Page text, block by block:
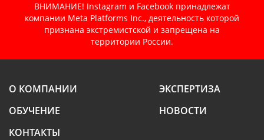
ВНИМАНИЕ! Instagram и Facebook принадлежат
компании Meta Platforms Inc., деятельность которой
признана экстремистской и запрещена на
территории России.
О КОМПАНИИ
ЭКСПЕРТИЗА
ОБУЧЕНИЕ
НОВОСТИ
КОНТАКТЫ